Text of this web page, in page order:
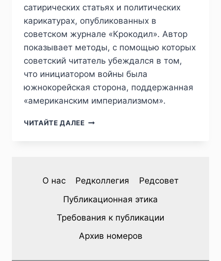
сатирических статьях и политических
карикатурах, опубликованных в
советском журнале «Крокодил». Автор
показывает методы, с помощью которых
советский читатель убеждался в том,
что инициатором войны была
южнокорейская сторона, поддержанная
«американским империализмом».
ЧИТАЙТЕ ДАЛЕЕПИЖ
ОТРАЖЕНИЕ
ВОЙНЫ
В
САТИРИЧЕСКОЙ
ПЕЧАТИ
О нас Редколлегия
Редсовет
Публикационная этика
Требования к публикации
Архив номеров